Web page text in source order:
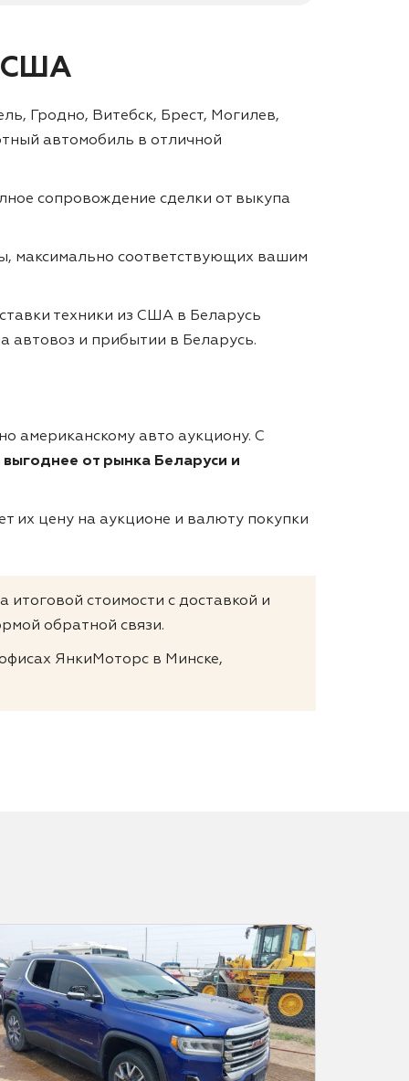
США
Гродно, Витебск, Брест, Могилев,
автомобиль в отличной
сопровождение сделки от выкупа
максимально соответствующих вашим
техники из США в Беларусь
автовоз и прибытии в Беларусь.
американскому авто аукциону. С
от рынка Беларуси и
их цену на аукционе и валюту покупки
итоговой стоимости с доставкой и
обратной связи.
ЯнкиМоторс в Минске,